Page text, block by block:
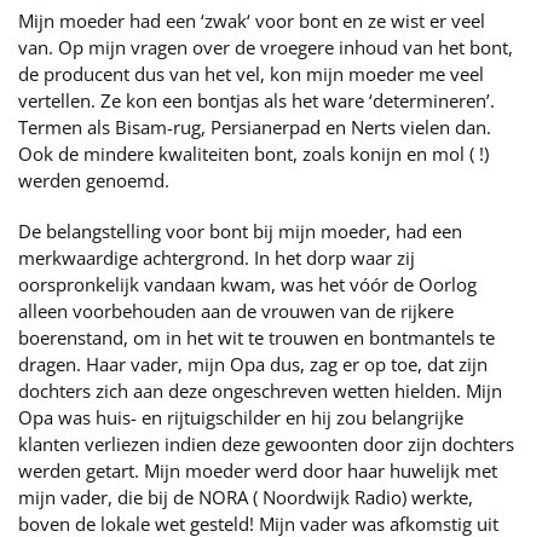
Mijn moeder had een ‘zwak‘ voor bont en ze wist er veel
van. Op mijn vragen over de vroegere inhoud van het bont,
de producent dus van het vel, kon mijn moeder me veel
vertellen. Ze kon een bontjas als het ware ‘determineren’.
Termen als Bisam-rug, Persianerpad en Nerts vielen dan.
Ook de mindere kwaliteiten bont, zoals konijn en mol ( !)
werden genoemd.
De belangstelling voor bont bij mijn moeder, had een
merkwaardige achtergrond. In het dorp waar zij
oorspronkelijk vandaan kwam, was het vóór de Oorlog
alleen voorbehouden aan de vrouwen van de rijkere
boerenstand, om in het wit te trouwen en bontmantels te
dragen. Haar vader, mijn Opa dus, zag er op toe, dat zijn
dochters zich aan deze ongeschreven wetten hielden. Mijn
Opa was huis- en rijtuigschilder en hij zou belangrijke
klanten verliezen indien deze gewoonten door zijn dochters
werden getart. Mijn moeder werd door haar huwelijk met
mijn vader, die bij de NORA ( Noordwijk Radio) werkte,
boven de lokale wet gesteld! Mijn vader was afkomstig uit